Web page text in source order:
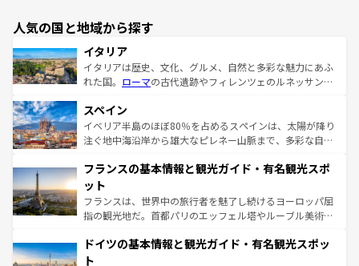
人気の国と地域から探す
イタリア
イタリアは歴史、文化、グルメ、自然と多彩な魅力にあふ
れた国。 ローマの古代遺跡やフィレンツェのルネッサンス
ろん、トスカーナの美しい田園風景やアマルフィ海岸の絶
景など、自然景観も見逃せない。観光の合間には、本場の
ピザやパスタなど、絶品のイタリア料理を堪能することも
ませてくれるイタリアで、忘れられない旅をしてみよう！
なお、新着のイタリア情報は
しい。
スペイン
イベリア半島のほぼ80％を占めるスペインは、太陽が降り
注ぐ地中海沿岸から雄大なピレネー山脈まで、多彩な自然
文化が根付くこの国では、情熱的なフラメンコ、熱気あふ
れる闘牛、そして美味しいタパスが生活の一部となってい
る。首都マドリードの洗練された雰囲気や、バルセロナの
アートに溢れた街角から、地方では古代ローマ遺跡や中世
せる。地方によって風土や気候が異なるスペインはその個
フランスの基本情報と観光ガイド・有名観光スポ
ット
フランスは、世界中の旅行者を魅了し続けるヨーロッパ屈
指の観光地だ。首都パリのエッフェル塔やルーブル美術館
で、幅広い魅力が詰まっている。華麗な宮殿、歴史的な大
聖堂、美しいビーチ、そして豊かな自然が、訪れる者を心
ドイツの基本情報と観光ガイド・有名観光スポッ
ト